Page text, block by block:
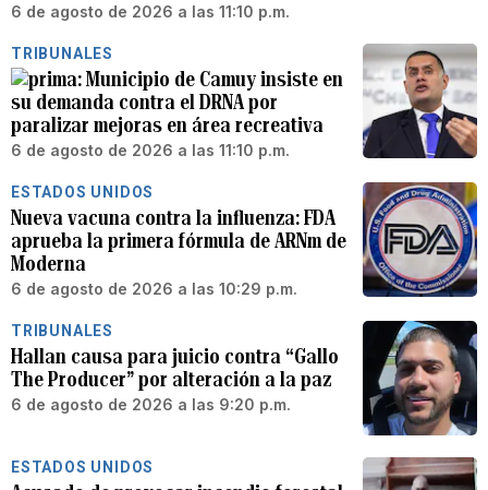
6 de agosto de 2026 a las 11:10 p.m.
TRIBUNALES
Municipio de Camuy insiste en
su demanda contra el DRNA por
paralizar mejoras en área recreativa
6 de agosto de 2026 a las 11:10 p.m.
ESTADOS UNIDOS
Nueva vacuna contra la influenza: FDA
aprueba la primera fórmula de ARNm de
Moderna
6 de agosto de 2026 a las 10:29 p.m.
TRIBUNALES
Hallan causa para juicio contra “Gallo
The Producer” por alteración a la paz
6 de agosto de 2026 a las 9:20 p.m.
ESTADOS UNIDOS